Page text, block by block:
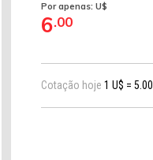
Por apenas: U$
6.00
Cotação hoje1 U$ = 5.00